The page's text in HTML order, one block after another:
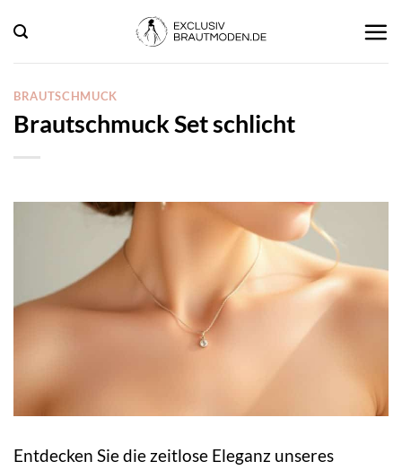
Inhalt
springen
BRAUTSCHMUCK
Brautschmuck Set schlicht
Entdecken Sie die zeitlose Eleganz unseres